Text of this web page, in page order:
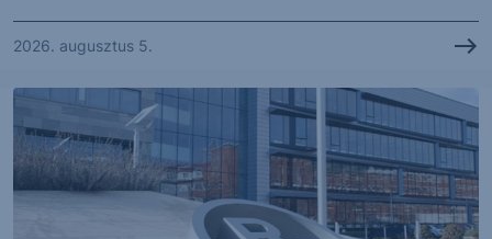
2026. augusztus 5.